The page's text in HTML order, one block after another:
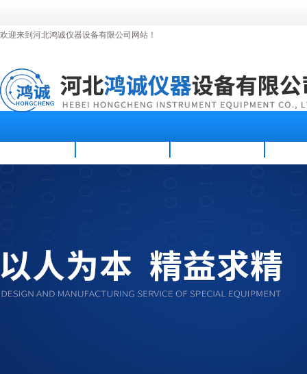
欢迎来到河北鸿诚仪器设备有限公司网站！